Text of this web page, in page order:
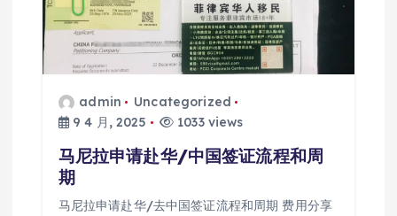
admin
Uncategorized
9 4 月, 2025
1033 views
马尼拉申请赴华/中国签证流程和周
期
马尼拉申请赴华/去中国签证流程和周期 费用分享